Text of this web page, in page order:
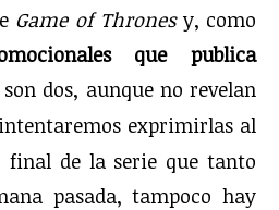
Game of Thronesy, como
que publica
dos, aunque no revelan
exprimirlas al
final de la serie que tanto
pasada, tampoco hay